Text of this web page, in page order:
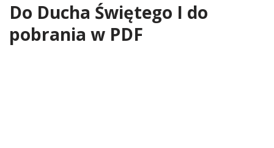
Do Ducha Świętego I do
pobrania w PDF